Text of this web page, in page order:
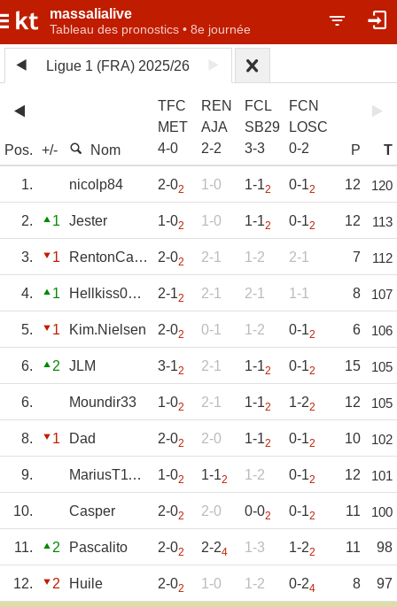
massalialive
Tableau des pronostics • 8e journée
Ligue 1 (FRA) 2025/26
Pos. +/- Nom
TFC
MET
4-0
REN
AJA
2-2
FCL
SB29
3-3
FCN
LOSC
0-2 P T
1. nicolp84 2-02 1-0 1-12 0-12 12 120
2. 1 Jester 1-02 1-0 1-12 0-12 12 113
3. 1 RentonCaàb 2-02 2-1 1-2 2-1 7 112
4. 1 Hellkiss06130 2-12 2-1 2-1 1-1 8 107
5. 1 Kim.Nielsen 2-02 0-1 1-2 0-12 6 106
6. 2 JLM 3-12 2-1 1-12 0-12 15 105
6. Moundir33 1-02 2-1 1-12 1-22 12 105
8. 1 Dad 2-02 2-0 1-12 0-12 10 102
9. MariusT11EH 1-02 1-12 1-2 0-12 12 101
10. Casper 2-02 2-0 0-02 0-12 11 100
11. 2 Pascalito 2-02 2-24 1-3 1-22 11 98
12. 2 Huile 2-02 1-0 1-2 0-24 8 97